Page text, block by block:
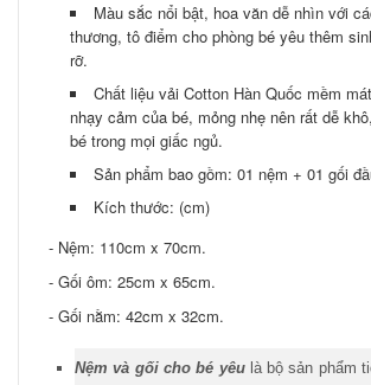
Màu sắc nổi bật, hoa văn dễ nhìn với
thương, tô điểm cho phòng bé yêu thêm
rỡ.
Chất liệu vải Cotton Hàn Quốc mềm
nhạy cảm của bé, mỏng nhẹ nên rất dễ
bé trong mọi giấc ngủ.
Sản phẩm bao gồm: 01 nệm + 01 gối
Kích thước: (cm)
- Nệm: 110cm x 70cm.
- Gối ôm: 25cm x 65cm.
- Gối nằm: 42cm x 32cm.
Nệm và gối cho bé yêulà bộ sản phẩm